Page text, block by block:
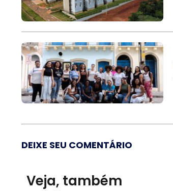
DEIXE SEU COMENTÁRIO
Veja, também